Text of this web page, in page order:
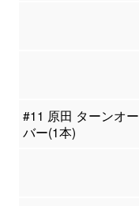
#11 原田 ターンオー
バー(1本)